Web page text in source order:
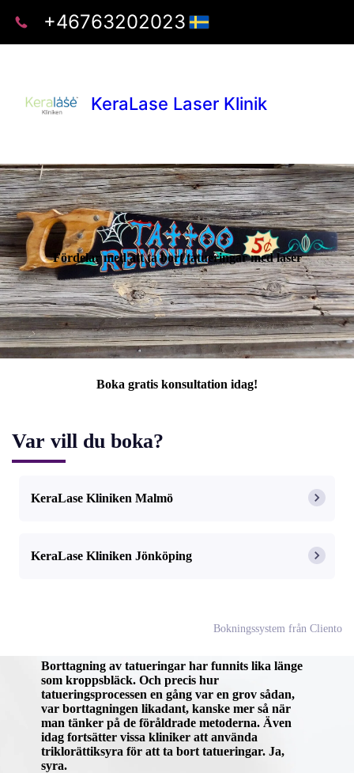
+46763202023
KeraLase Laser Klinik
Fördelar med att ta bort tatueringar med laser
Boka gratis konsultation idag!
Var vill du boka?
KeraLase Kliniken Malmö
KeraLase Kliniken Jönköping
Bokningssystem från Cliento
Borttagning av tatueringar har funnits lika länge
som kroppsbläck. Och precis hur
tatueringsprocessen en gång var en grov sådan,
var borttagningen likadant, kanske mer så när
man tänker på de föråldrade metoderna. Även
idag fortsätter vissa kliniker att använda
triklorättiksyra för att ta bort tatueringar. Ja,
syra.